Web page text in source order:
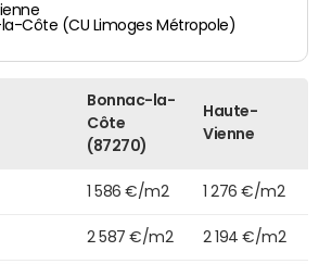
Côte (CU Limoges Métropole)
Bonnac-la-
Côte
(87270)
Haute-
Vienne
1 586 €/m2 1 276 €/m2
2 587 €/m2 2 194 €/m2